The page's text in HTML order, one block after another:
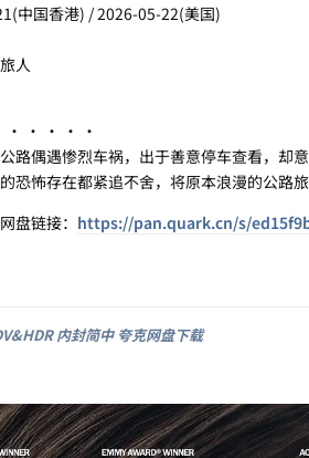
中国香港) / 2026-05-22(美国)
人
· · · · · ·
偶遇惨烈车祸，出于善意停车查看，却
恐怖存在都紧追不舍，将原本浪漫的公路
盘链接： https://pan.quark.cn/s/
内封简中 夸克网盘下载